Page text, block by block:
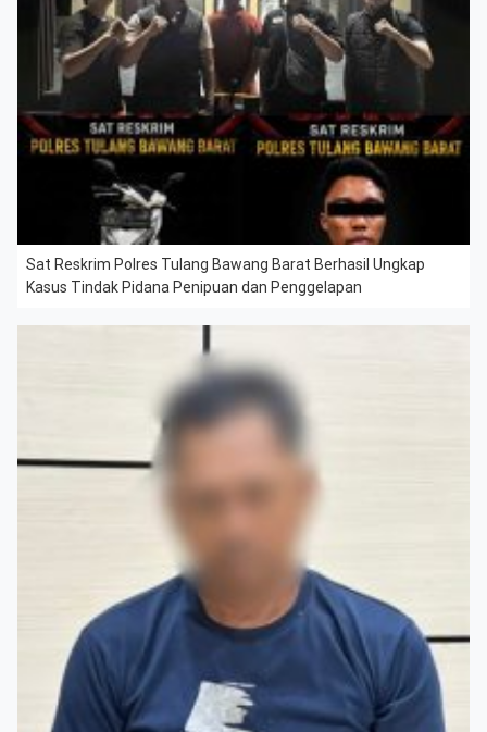
Sat Reskrim Polres Tulang Bawang Barat Berhasil Ungkap
Kasus Tindak Pidana Penipuan dan Penggelapan